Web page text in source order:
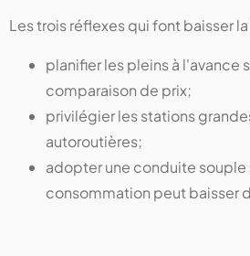
Les trois réflexes qui font baisser
planifier les pleins à l'avance
comparaison de prix;
privilégier les stations
autoroutières;
adopter une conduite souple
consommation peut baisser